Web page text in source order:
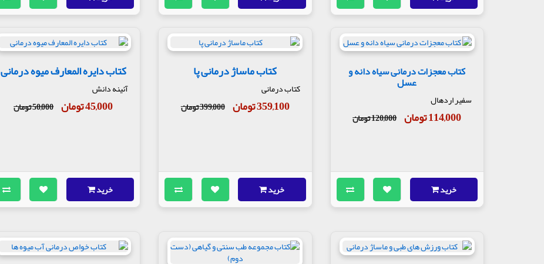
کتاب معجزات درمانی سیاه دانه و
عسل
سفیر اردهال
114,000 تومان 120,000 تومان
خرید
کتاب ماساژ درمانی پا
کتاب درمانی
359,100 تومان 399,000 تومان
خرید
کتاب دایره المعارف میوه درمانی
آئینه دانش
45,000 تومان 50,000 تومان
خرید